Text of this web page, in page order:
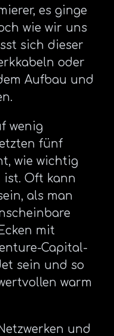
es ginge
wie wir uns
sich dieser
oder
Aufbau und
wenig
fünf
wie wichtig
ist. Oft kann
als man
mit
Capital-
sein und so
warm
und